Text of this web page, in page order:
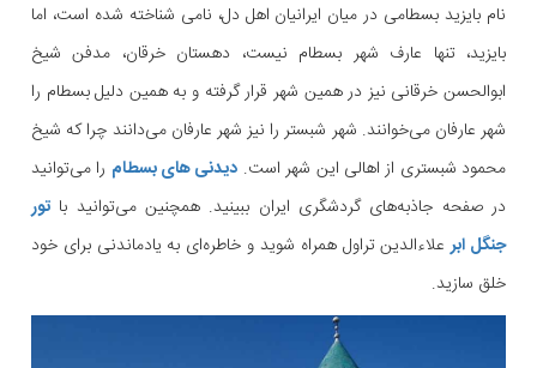
نام بایزید بسطامی در میان ایرانیان اهل دل، نامی شناخته شده است، اما
بایزید، تنها عارف شهر بسطام نیست، دهستان خرقان، مدفن شیخ
ابوالحسن خرقانی نیز در همین شهر قرار گرفته و به همین دلیل بسطام را
شهر عارفان می‌خوانند. شهر شبستر را نیز شهر عارفان می‌دانند چرا که شیخ
محمود شبستری از اهالی این شهر است. دیدنی های بسطام را می‌توانید
در صفحه جاذبه‌های گردشگری ایران ببینید. همچنین می‌توانید با تور
جنگل ابرعلاءالدین تراول همراه شوید و خاطره‌ای به یادماندنی برای خود
خلق سازید.